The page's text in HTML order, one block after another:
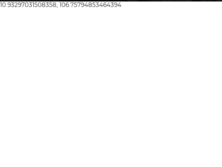
10.93297031508358, 106.75794853464394